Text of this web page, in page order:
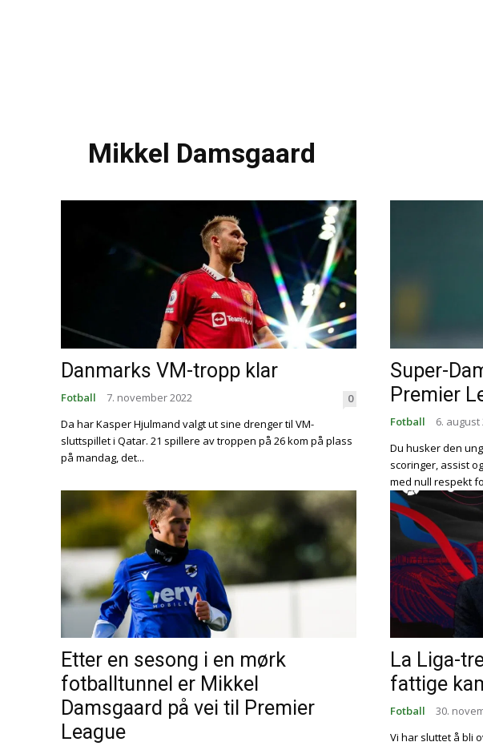
Mikkel Damsgaard
Danmarks VM-tropp klar
Fotball 7. november 2022
0
Da har Kasper Hjulmand valgt ut sine drenger til VM-
sluttspillet i Qatar. 21 spillere av troppen på 26 kom på plass
på mandag, det...
Super-
Premier
Fotball 6. august
Du husker den
scoringer, assist
med null respekt
Etter en sesong i en mørk
fotballtunnel er Mikkel
Damsgaard på vei til Premier
League
La Liga-
fattige
Fotball 30.
Vi har sluttet å bli